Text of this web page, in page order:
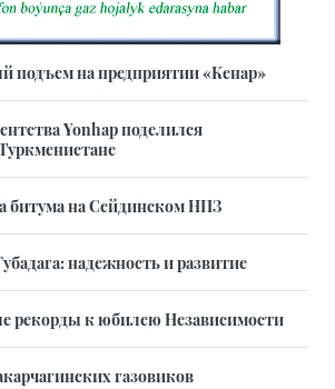
подъем на предприятии «Кенар»
Yonhap поделился
битума на Сейдинском НПЗ
надежность и развитие
рекорды к юбилею Независимости
газовиков